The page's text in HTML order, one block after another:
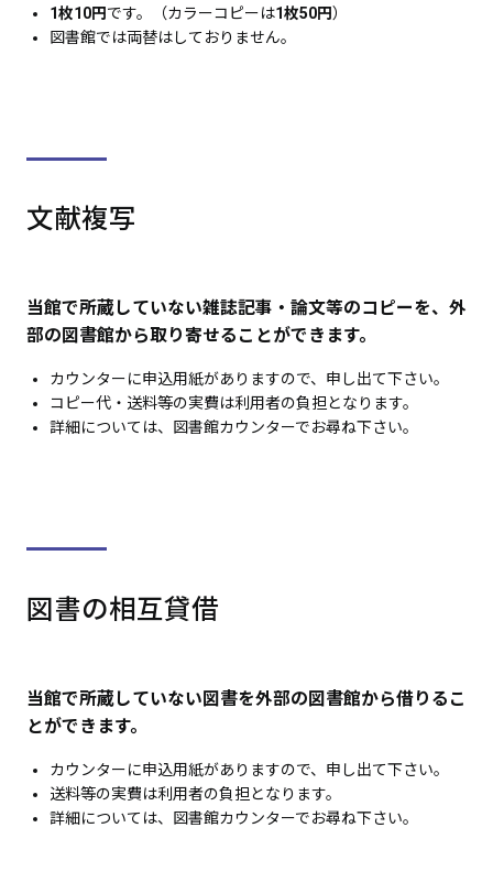
1枚10円です。（カラーコピーは1枚50円）
図書館では両替はしておりません。
文献複写
当館で所蔵していない雑誌記事・論文等のコピーを、外
部の図書館から取り寄せることができます。
カウンターに申込用紙がありますので、申し出て下さい。
コピー代・送料等の実費は利用者の負担となります。
詳細については、図書館カウンターでお尋ね下さい。
図書の相互貸借
当館で所蔵していない図書を外部の図書館から借りるこ
とができます。
カウンターに申込用紙がありますので、申し出て下さい。
送料等の実費は利用者の負担となります。
詳細については、図書館カウンターでお尋ね下さい。